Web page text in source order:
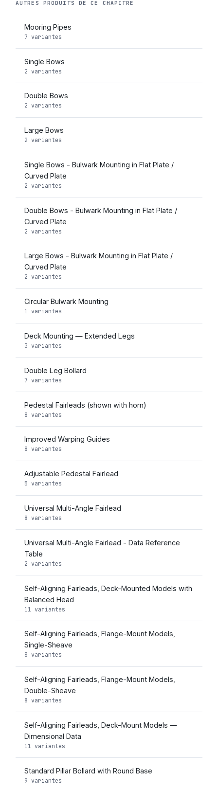
AUTRES PRODUITS DE CE CHAPITRE
Mooring Pipes
7 variantes
Single Bows
2 variantes
Double Bows
2 variantes
Large Bows
2 variantes
Single Bows - Bulwark Mounting in Flat Plate /
Curved Plate
2 variantes
Double Bows - Bulwark Mounting in Flat Plate /
Curved Plate
2 variantes
Large Bows - Bulwark Mounting in Flat Plate /
Curved Plate
2 variantes
Circular Bulwark Mounting
1 variantes
Deck Mounting — Extended Legs
3 variantes
Double Leg Bollard
7 variantes
Pedestal Fairleads (shown with horn)
8 variantes
Improved Warping Guides
8 variantes
Adjustable Pedestal Fairlead
5 variantes
Universal Multi-Angle Fairlead
8 variantes
Universal Multi-Angle Fairlead - Data Reference
Table
2 variantes
Self-Aligning Fairleads, Deck-Mounted Models with
Balanced Head
11 variantes
Self-Aligning Fairleads, Flange-Mount Models,
Single-Sheave
8 variantes
Self-Aligning Fairleads, Flange-Mount Models,
Double-Sheave
8 variantes
Self-Aligning Fairleads, Deck-Mount Models —
Dimensional Data
11 variantes
Standard Pillar Bollard with Round Base
9 variantes